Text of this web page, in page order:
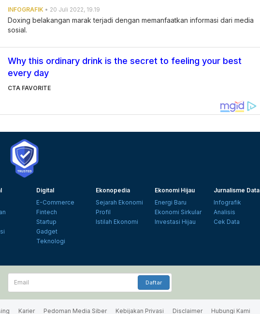
INFOGRAFIK • 20 Juli 2022, 19.19
Doxing belakangan marak terjadi dengan memanfaatkan informasi dari media
sosial.
Why this ordinary drink is the secret to feeling your best
every day
CTA FAVORITE
Digital
E-Commerce
Fintech
Startup
Gadget
Teknologi
Ekonopedia
Sejarah Ekonomi
Profil
Istilah Ekonomi
Ekonomi Hijau
Energi Baru
Ekonomi Sirkular
Investasi Hijau
Jurnalisme Data
Infografik
Analisis
Cek Data
Email
Daftar
Karier Pedoman Media Siber Kebijakan Privasi Disclaimer Hubungi Kami